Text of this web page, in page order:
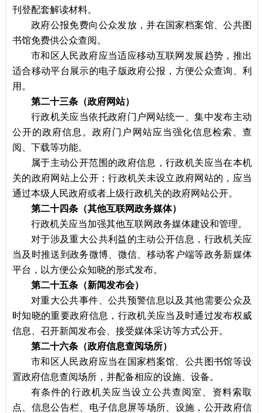
刊登配套解读材料。
政府公报免费向公众发放，并在国家档案馆、公共图
书馆免费供公众查阅。
市和区人民政府应当适应移动互联网发展趋势，推出
适合移动平台展示的电子版政府公报，方便公众查询、利
用。
第二十三条（政府网站）
行政机关应当依托政府门户网站统一、集中发布主动
公开的政府信息。政府门户网站应当强化信息检索、查
阅、下载等功能。
属于主动公开范围的政府信息，行政机关应当在本机
关的政府网站上公开；行政机关未设立政府网站的，应当
通过本级人民政府或者上级行政机关的政府网站公开。
第二十四条（其他互联网政务媒体）
行政机关应当加强其他互联网政务媒体建设和管理。
对于涉及重大公共利益的主动公开信息，行政机关应
当及时推送到政务微博、微信、移动客户端等政务新媒体
平台，以方便公众知晓的形式发布。
第二十五条（新闻发布会）
对重大公共事件、公共预警信息以及其他需要公众及
时知晓的重要政府信息，行政机关应当及时通过发布权威
信息、召开新闻发布会、接受媒体采访等方式公开。
第二十六条（政府信息查阅场所）
市和区人民政府应当在国家档案馆、公共图书馆等设
置政府信息查阅场所，并配备相应的设施、设备。
有条件的行政机关应当设立公共查阅室、资料索取
点、信息公告栏、电子信息屏等场所、设施，公开政府信